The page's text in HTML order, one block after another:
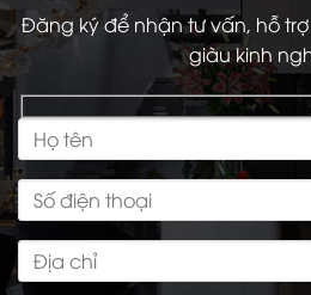
Đăng ký để nhận tư vấn, hỗ
giàu kinh